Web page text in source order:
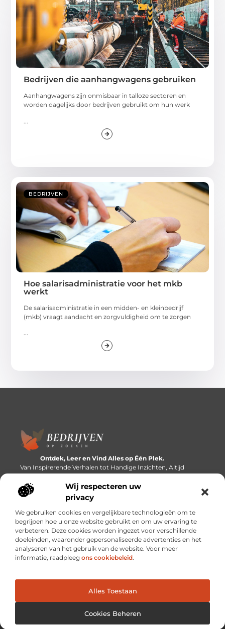
Wij respecteren uw
privacy
We gebruiken cookies en vergelijkbare technologieën om te
begrijpen hoe u onze website gebruikt en om uw ervaring te
verbeteren. Deze cookies worden ingezet voor verschillende
doeleinden, waaronder gepersonaliseerde advertenties en het
analyseren van het gebruik van de website. Voor meer
informatie, raadpleeg ons cookiebeleid.
Alles Toestaan
Cookies Beheren
Bedrijven die aanhangwagens gebruiken
Aanhangwagens zijn onmisbaar in talloze sectoren en
worden dagelijks door bedrijven gebruikt om hun werk
BEDRIJVEN
Hoe salarisadministratie voor het mkb
werkt
De salarisadministratie in een midden- en kleinbedrijf
(mkb) vraagt aandacht en zorgvuldigheid om te zorgen
Ontdek, Leer en Vind Alles op Één Plek.
Van Inspirerende Verhalen tot Handige Inzichten, Altijd
Binnen Handbereik.
Bericht categorie
Onze informatie
@2025 www.bedrijvenopzoeken.nl. All Right Reserved.